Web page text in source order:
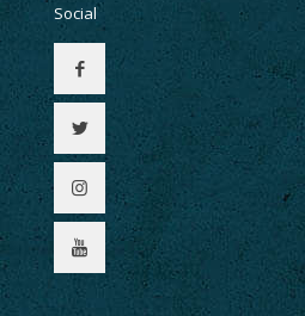
Social